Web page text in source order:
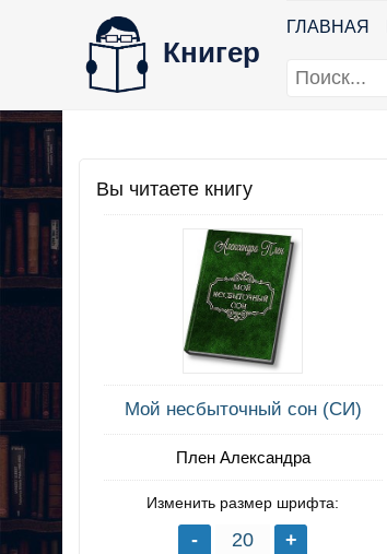
Книгер
ГЛАВНАЯ
Вы читаете книгу
Мой несбыточный сон (СИ)
Плен Александра
Изменить размер шрифта: